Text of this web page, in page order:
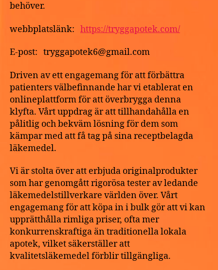
behöver.
webbplatslänk: https://tryggapotek.com/
E-post: tryggapotek6@gmail.com
Driven av ett engagemang för att förbättra
patienters välbefinnande har vi etablerat en
onlineplattform för att överbrygga denna
klyfta. Vårt uppdrag är att tillhandahålla en
pålitlig och bekväm lösning för dem som
kämpar med att få tag på sina receptbelagda
läkemedel.
Vi är stolta över att erbjuda originalprodukter
som har genomgått rigorösa tester av ledande
läkemedelstillverkare världen över. Vårt
engagemang för att köpa in i bulk gör att vi kan
upprätthålla rimliga priser, ofta mer
konkurrenskraftiga än traditionella lokala
apotek, vilket säkerställer att
kvalitetsläkemedel förblir tillgängliga.